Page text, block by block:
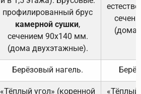
профилированный брус
камерной сушки,
сечением 90х140 мм.
(дома двухэтажные).
(дома
Берёзовый нагель.
«Тёплый угол» (коренной
«Тёплый